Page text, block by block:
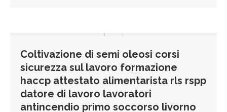
Coltivazione di semi oleosi corsi
sicurezza sul lavoro formazione
haccp attestato alimentarista rls rspp
datore di lavoro lavoratori
antincendio primo soccorso livorno